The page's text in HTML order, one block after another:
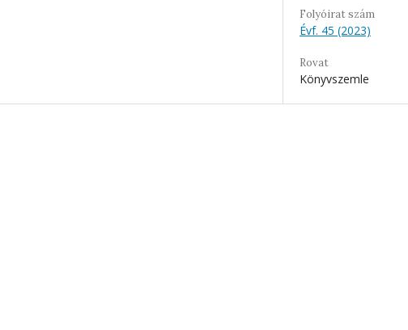
Folyóirat szám
Évf. 45 (2023)
Rovat
Könyvszemle